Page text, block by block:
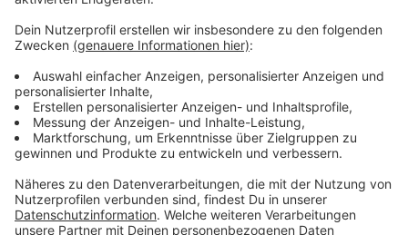
Ob der für 2030 geplante Umzug realisiert werden
kann, bleibt offen. Die Stadt arbeitet jedoch daran, die
Planung zügig voranzutreiben, um den ambitionierten
Zeitplan einzuhalten.
Anzeige
Letzte Sitzung des alten Stadtrats
Anzeige